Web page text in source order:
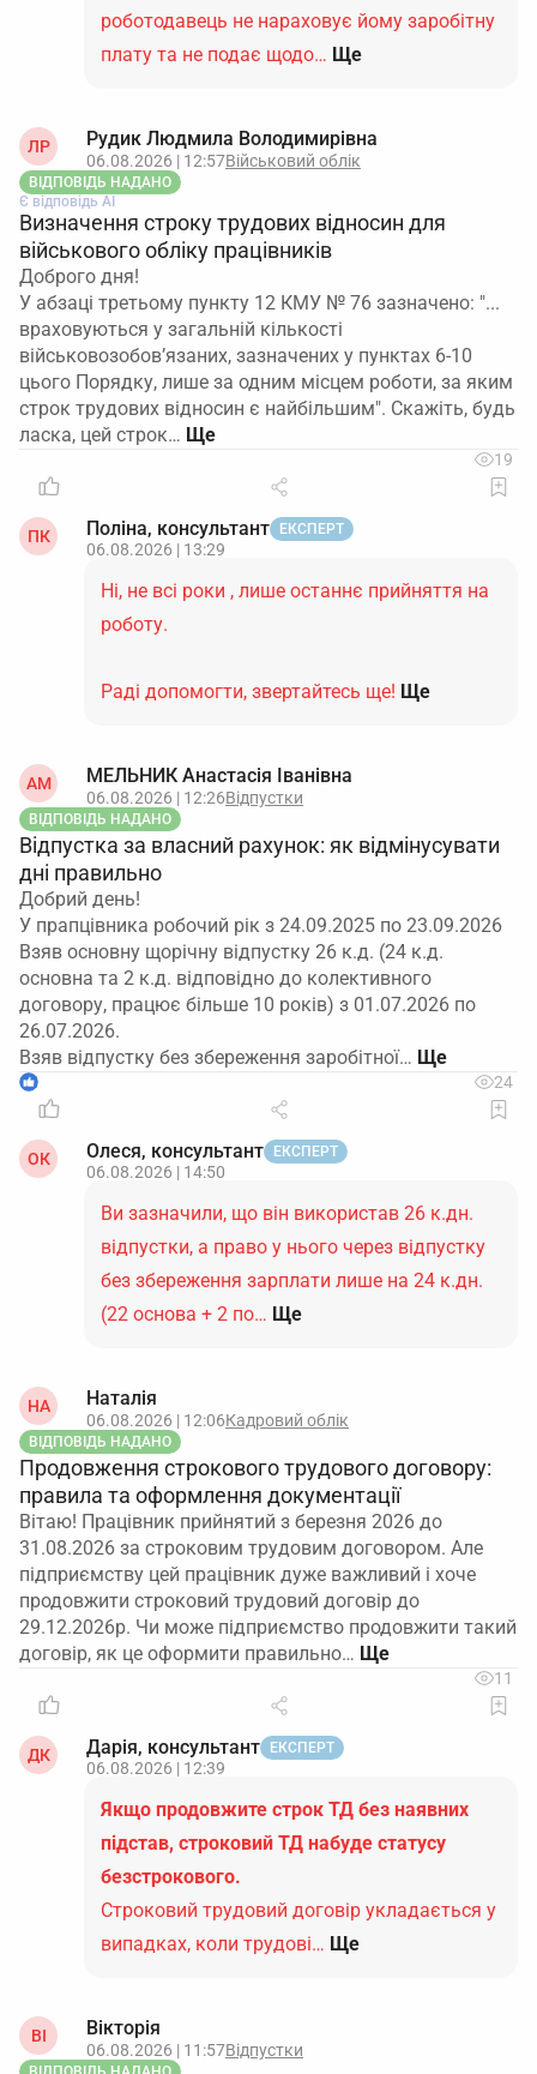
роботодавець не нараховує йому заробітну
плату та не подає щодо… Ще
ЛР Рудик Людмила Володимирівна
06.08.2026 | 12:57Військовий облік
ВІДПОВІДЬ НАДАНО
Є відповідь АІ
Визначення строку трудових відносин для
військового обліку працівників
Доброго дня!
У абзаці третьому пункту 12 КМУ № 76 зазначено: "...
враховуються у загальній кількості
військовозобов’язаних, зазначених у пунктах 6-10
цього Порядку, лише за одним місцем роботи, за яким
строк трудових відносин є найбільшим". Скажіть, будь
ласка, цей строк…
19
ПК Поліна, консультант ЕКСПЕРТ
06.08.2026 | 13:29
Ні, не всі роки , лише останнє прийняття на
роботу.
Раді допомогти, звертайтесь ще! Ще
АМ МЕЛЬНИК Анастасія Іванівна
06.08.2026 | 12:26Відпустки
ВІДПОВІДЬ НАДАНО
Відпустка за власний рахунок: як відмінусувати
дні правильно
Добрий день!
У прапцівника робочий рік з 24.09.2025 по 23.09.2026
Взяв основну щорічну відпустку 26 к.д. (24 к.д.
основна та 2 к.д. відповідно до колективного
договору, працює більше 10 років) з 01.07.2026 по
26.07.2026.
Взяв відпустку без збереження заробітної…
1 24
ОК Олеся, консультант ЕКСПЕРТ
06.08.2026 | 14:50
Ви зазначили, що він використав 26 к.дн.
відпустки, а право у нього через відпустку
без збереження зарплати лише на 24 к.дн.
(22 основа + 2 по… Ще
НА Наталія
06.08.2026 | 12:06Кадровий облік
ВІДПОВІДЬ НАДАНО
Продовження строкового трудового договору:
правила та оформлення документації
Вітаю! Працівник прийнятий з березня 2026 до
31.08.2026 за строковим трудовим договором. Але
підприємству цей працівник дуже важливий і хоче
продовжити строковий трудовий договір до
29.12.2026р. Чи може підприємство продовжити такий
договір, як це оформити правильно…
11
ДК Дарія, консультант ЕКСПЕРТ
06.08.2026 | 12:39
Якщо продовжите строк ТД без наявних
підстав, строковий ТД набуде статусу
безстрокового.
Строковий трудовий договір укладається у
випадках, коли трудові… Ще
ВІ Вікторія
06.08.2026 | 11:57Відпустки